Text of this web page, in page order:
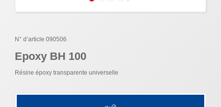
N° d’article 090506
Epoxy BH 100
Résine époxy transparente universelle